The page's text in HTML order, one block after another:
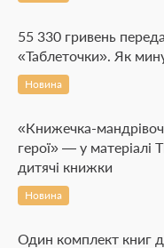
55 330 гривень
«Таблеточки». Як
Новина
«Книжечка-
герої» — у матеріалі
дитячі книжки
Новина
Один комплект книг